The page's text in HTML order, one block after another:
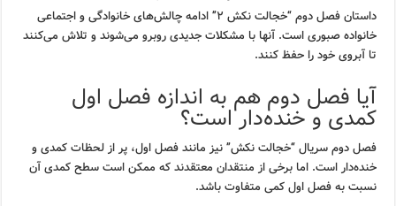
داستان فصل دوم “خجالت نکش ۲” ادامه چالش‌های خانوادگی و اجتماعی
خانواده صبوری است. آنها با مشکلات جدیدی روبرو می‌شوند و تلاش می‌کنند
تا آبروی خود را حفظ کنند.
آیا فصل دوم هم به اندازه فصل اول
کمدی و خنده‌دار است؟
فصل دوم سریال “خجالت نکش” نیز مانند فصل اول، پر از لحظات کمدی و
خنده‌دار است. اما برخی از منتقدان معتقدند که ممکن است سطح کمدی آن
نسبت به فصل اول کمی متفاوت باشد.